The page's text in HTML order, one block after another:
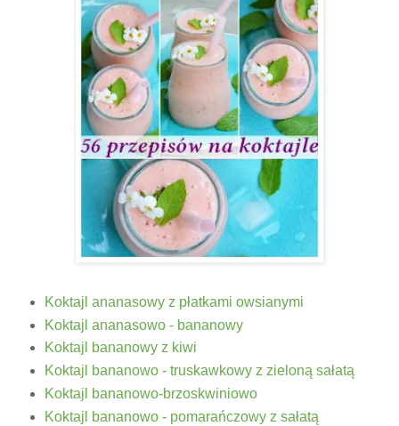
Koktajl ananasowy z płatkami owsianymi
Koktajl ananasowo - bananowy
Koktajl bananowy z kiwi
Koktajl bananowo - truskawkowy z zieloną sałatą
Koktajl bananowo-brzoskwiniowo
Koktajl bananowo - pomarańczowy z sałatą